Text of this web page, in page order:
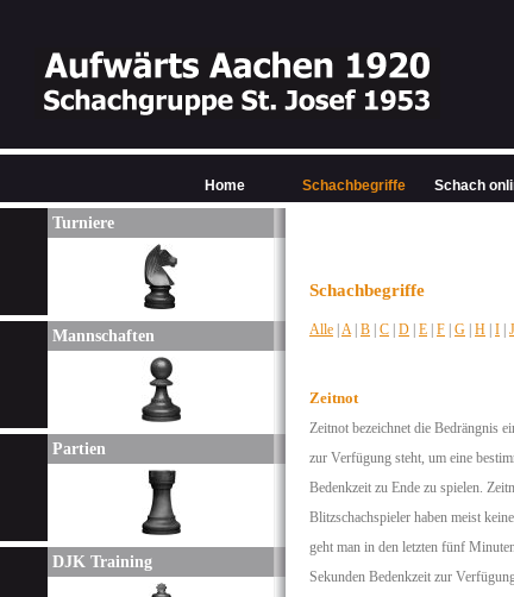
Turniere
Mannschaften
Partien
DJK Training
Schachbegriffe
Alle A| B C D E F G H I J
Zeitnot
Zeitnot bezeichnet die Bedrängnis
zur Verfügung steht, um eine
Bedenkzeit zu Ende zu spielen.
Blitzschachspieler haben meist
geht man in den letzten fünf
Sekunden Bedenkzeit zur
Home Schachbegriffe Schach